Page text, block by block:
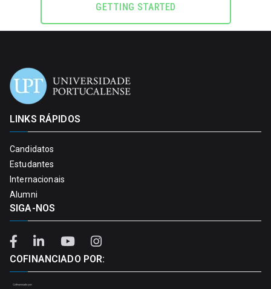
GETTING STARTED
LINKS RÁPIDOS
Candidatos
Estudantes
Internacionais
Alumni
SIGA-NOS
COFINANCIADO POR: